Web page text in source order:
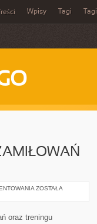
Wpisy Tagi Tagi
WOLNO
KAŻDEJ
DYSCYPLINIE
ZOSTAŁA
oraz treningu